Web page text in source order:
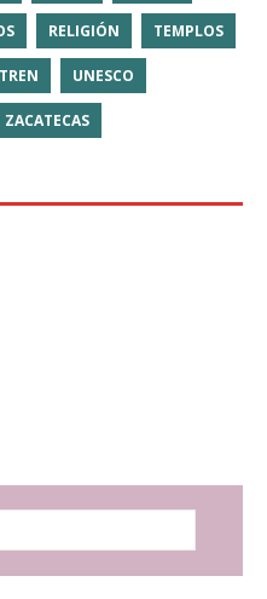
RELIGIÓN TEMPLOS
TREN UNESCO
ZACATECAS